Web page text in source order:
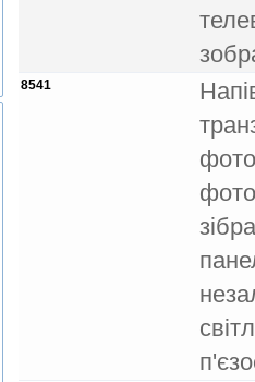
8541